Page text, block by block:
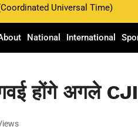
Universal Time)
National International
होंगे अगले CJI,